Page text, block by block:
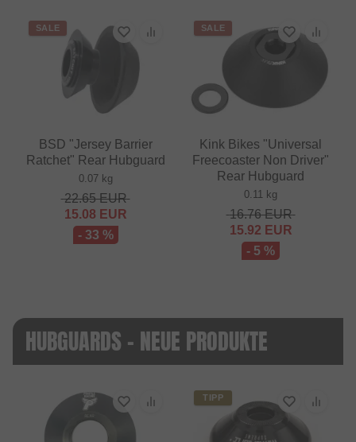
SALE
BSD "Jersey Barrier
Ratchet" Rear Hubguard
0.07 kg
22.65EUR
15.08 EUR
- 33 %
SALE
Kink Bikes "Universal
Freecoaster Non Driver"
Rear Hubguard
0.11 kg
16.76EUR
15.92 EUR
- 5 %
HUBGUARDS - NEUE PRODUKTE
TIPP